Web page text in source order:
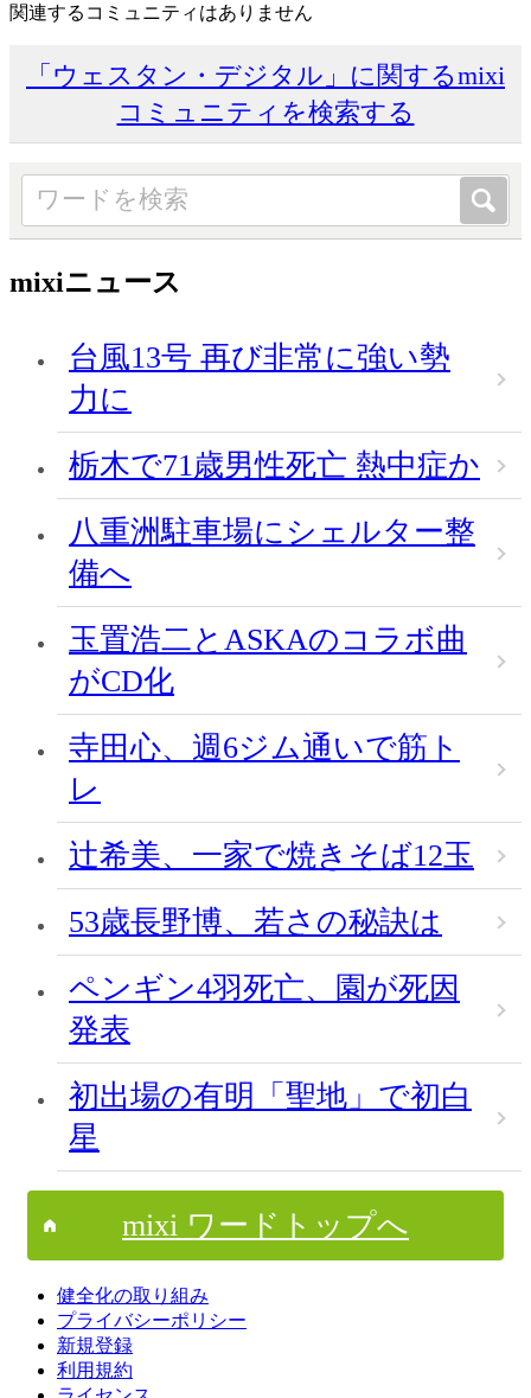
関連するコミュニティはありません
「ウェスタン・デジタル」に関するmixi
コミュニティを検索する
mixiニュース
台風13号 再び非常に強い勢
力に
栃木で71歳男性死亡 熱中症か
八重洲駐車場にシェルター整
備へ
玉置浩二とASKAのコラボ曲
がCD化
寺田心、週6ジム通いで筋ト
レ
辻希美、一家で焼きそば12玉
53歳長野博、若さの秘訣は
ペンギン4羽死亡、園が死因
発表
初出場の有明「聖地」で初白
星
mixi ワードトップへ
健全化の取り組み
プライバシーポリシー
新規登録
利用規約